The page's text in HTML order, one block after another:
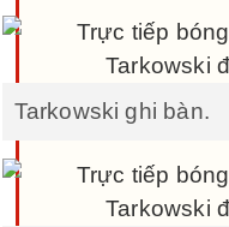
Tarkowski ghi bàn.